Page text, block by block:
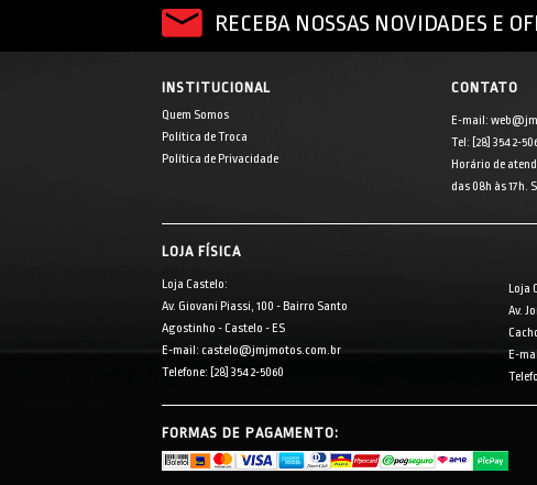
RECEBA NOSSAS NOVIDADES E
INSTITUCIONAL
Quem Somos
Política de Troca
Política de Privacidade
CONTATO
E-mail:
Tel: [28] 3542-
Horário de
das 08h às 17h.
LOJA FÍSICA
Loja Castelo:
Av. Giovani Piassi, 100 - Bairro Santo
Agostinho - Castelo - ES
E-mail: castelo@jmjmotos.com.br
Telefone: [28] 3542-5060
Loja
Av.
E-
FORMAS DE PAGAMENTO: